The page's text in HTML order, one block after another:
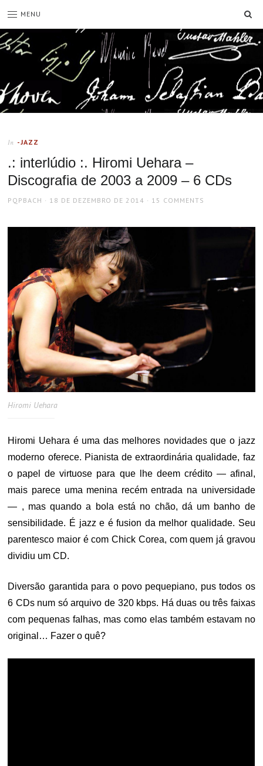
MENU
In -JAZZ
.: interlúdio :. Hiromi Uehara –
Discografia de 2003 a 2009 – 6 CDs
AUTHOR
PQPBACH
POSTED
18 DE DEZEMBRO DE 2014 15 COMMENTS
Hiromi Uehara
Hiromi Uehara é uma das melhores novidades que o jazz
moderno oferece. Pianista de extraordinária qualidade, faz
o papel de virtuose para que lhe deem crédito — afinal,
mais parece uma menina recém entrada na universidade
— , mas quando a bola está no chão, dá um banho de
sensibilidade. É jazz e é fusion da melhor qualidade. Seu
parentesco maior é com Chick Corea, com quem já gravou
dividiu um CD.
Diversão garantida para o povo pequepiano, pus todos os
6 CDs num só arquivo de 320 kbps. Há duas ou três faixas
com pequenas falhas, mas como elas também estavam no
original… Fazer o quê?